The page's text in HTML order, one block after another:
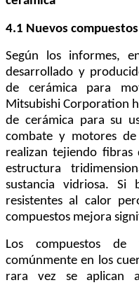
4.1 Nuevos
Según los informes,
desarrollado y
de cerámica para
Mitsubishi Corporation
de cerámica para su
combate y motores de
realizan tejiendo
estructura
sustancia vidriosa. Si
resistentes al calor
compuestos mejora
Los compuestos
comúnmente en los
rara vez se aplican